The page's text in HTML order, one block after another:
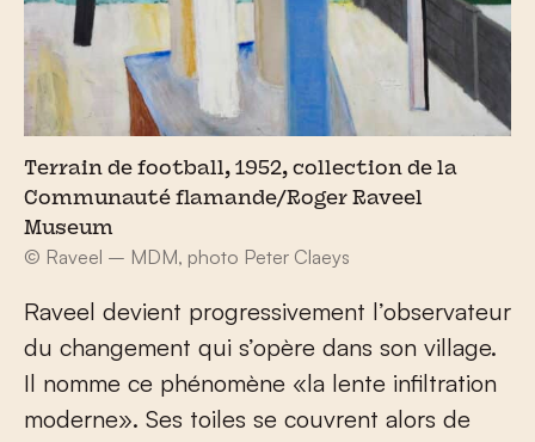
Terrain de football, 1952, collection de la
Communauté flamande/Roger Raveel
Museum
© Raveel – MDM, photo Peter Claeys
Raveel devient progressivement l’observateur
du changement qui s’opère dans son village.
Il nomme ce phénomène «la lente infiltration
moderne». Ses toiles se couvrent alors de